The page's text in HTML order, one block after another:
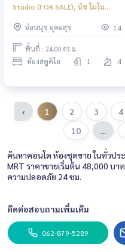
Studio (FOR SALE), นิช โมโน
PYN269อ่อนนุช อุดมสุข 14
พื้นที่ : 24.00 ตร.ม.
ห้องสตูดิโอ 1 4
‹ 1 2 3 4
10
...
ค้นหาคอนโด ห้องชุดขาย ในทั่วประ
MRT ราคาขายเริ่มต้น 48,000 บ
ความปลอดภัย 24 ชม.
ติดต่อสอบถามเพิ่มเติม
062-879-5289